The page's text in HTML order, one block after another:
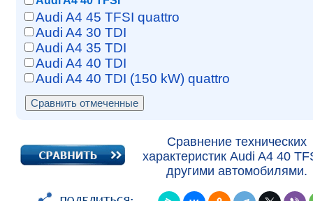
Audi A4 45 TFSI quattro
Audi A4 30 TDI
Audi A4 35 TDI
Audi A4 40 TDI
Audi A4 40 TDI (150 kW) quattro
Сравнение технических
характеристик Audi A4 40
другими автомобилями.